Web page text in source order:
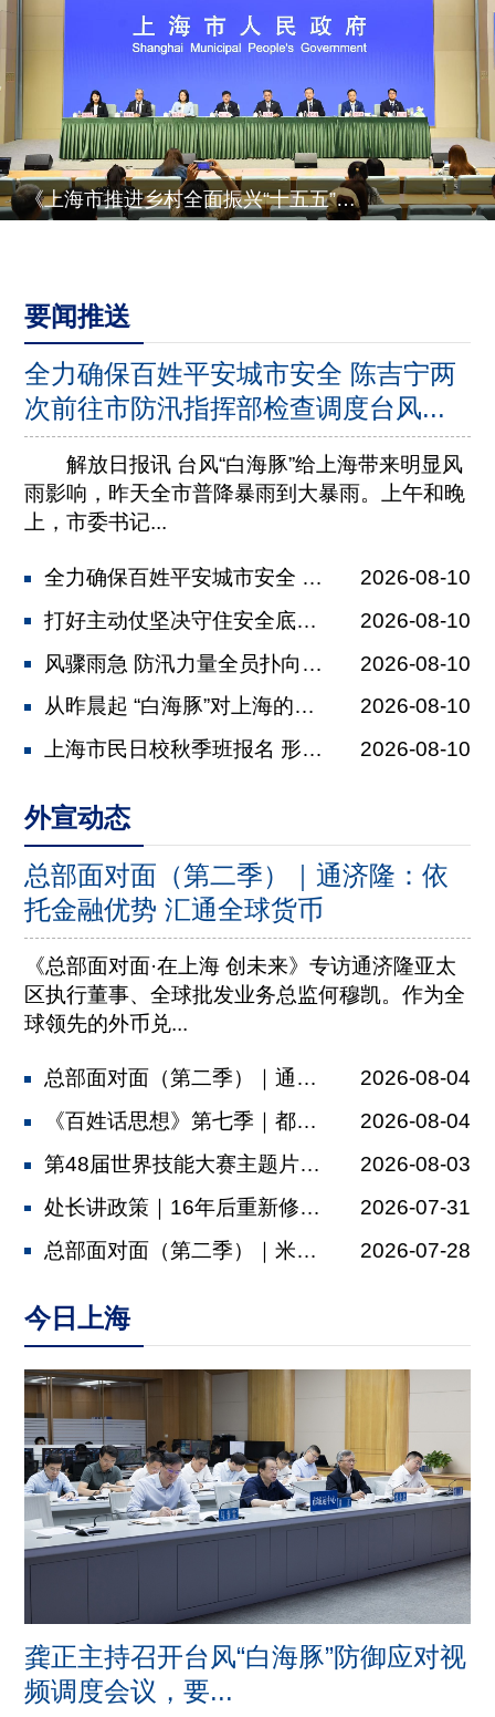
《上海市推进乡村全面振兴“十五五”规划》有关情况
要闻推送
全力确保百姓平安城市安全 陈吉宁两
次前往市防汛指挥部检查调度台风...
解放日报讯 台风“白海豚”给上海带来明显风
雨影响，昨天全市普降暴雨到大暴雨。上午和晚
上，市委书记...
全力确保百姓平安城市安全 陈吉宁两次...
2026-08-10
打好主动仗坚决守住安全底线 龚正主持...
2026-08-10
风骤雨急 防汛力量全员扑向一线 各行...
2026-08-10
从昨晨起 “白海豚”对上海的风雨影响...
2026-08-10
上海市民日校秋季班报名 形体舞蹈、生...
2026-08-10
外宣动态
总部面对面（第二季）｜通济隆：依
托金融优势 汇通全球货币
《总部面对面·在上海 创未来》专访通济隆亚太
区执行董事、全球批发业务总监何穆凯。作为全
球领先的外币兑...
总部面对面（第二季）｜通济隆：依托金...
2026-08-04
《百姓话思想》第七季｜都市村庄
2026-08-04
第48届世界技能大赛主题片发布，肖战...
2026-08-03
处长讲政策｜16年后重新修订，上海厂...
2026-07-31
总部面对面（第二季）｜米其林：以多元...
2026-07-28
今日上海
龚正主持召开台风“白海豚”防御应对视
频调度会议，要...